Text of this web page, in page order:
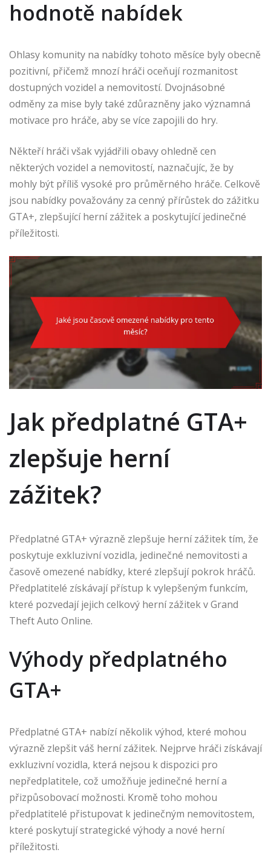
hodnotě nabídek
Ohlasy komunity na nabídky tohoto měsíce byly obecně
pozitivní, přičemž mnozí hráči oceňují rozmanitost
dostupných vozidel a nemovitostí. Dvojnásobné
odměny za mise byly také zdůrazněny jako významná
motivace pro hráče, aby se více zapojili do hry.
Někteří hráči však vyjádřili obavy ohledně cen
některých vozidel a nemovitostí, naznačujíc, že by
mohly být příliš vysoké pro průměrného hráče. Celkově
jsou nabídky považovány za cenný přírůstek do zážitku
GTA+, zlepšující herní zážitek a poskytující jedinečné
příležitosti.
Jak předplatné GTA+
zlepšuje herní
zážitek?
Předplatné GTA+ výrazně zlepšuje herní zážitek tím, že
poskytuje exkluzivní vozidla, jedinečné nemovitosti a
časově omezené nabídky, které zlepšují pokrok hráčů.
Předplatitelé získávají přístup k vylepšeným funkcím,
které pozvedají jejich celkový herní zážitek v Grand
Theft Auto Online.
Výhody předplatného
GTA+
Předplatné GTA+ nabízí několik výhod, které mohou
výrazně zlepšit váš herní zážitek. Nejprve hráči získávají
exkluzivní vozidla, která nejsou k dispozici pro
nepředplatitele, což umožňuje jedinečné herní a
přizpůsobovací možnosti. Kromě toho mohou
předplatitelé přistupovat k jedinečným nemovitostem,
které poskytují strategické výhody a nové herní
příležitosti.